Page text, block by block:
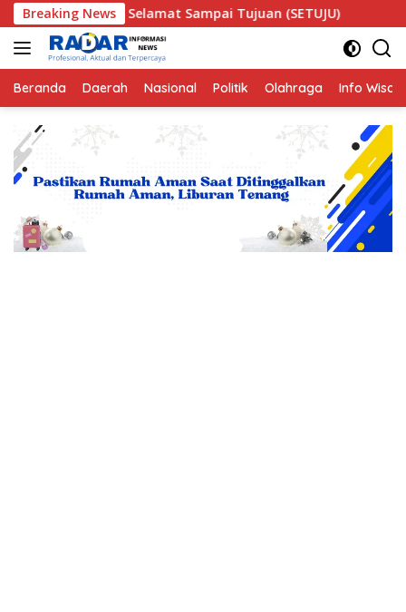
Langsung
ke
konten
Breaking News
Selamat Sampai Tujuan (SETUJU) Teror Makhluk
Beranda Daerah Nasional Politik Olahraga Info